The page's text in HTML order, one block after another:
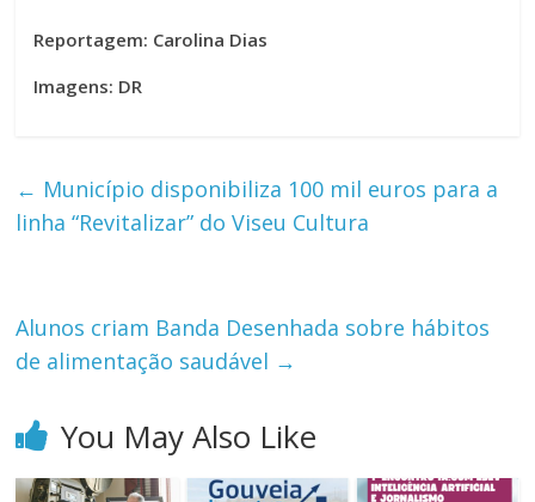
Reportagem: Carolina Dias
Imagens: DR
← Município disponibiliza 100 mil euros para a
linha “Revitalizar” do Viseu Cultura
Alunos criam Banda Desenhada sobre hábitos
de alimentação saudável →
You May Also Like